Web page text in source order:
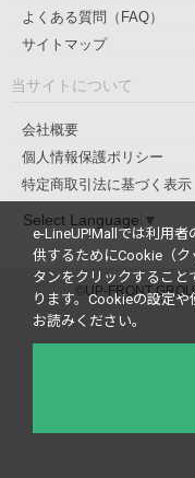
よくある質問（FAQ）
サイトマップ
当サイトについて
会社概要
個人情報保護ポリシー
特定商取引法に基づく表示
Select Language ▼
©UP-FRONT
e-LineUP!Mallでは利用
供するためにCookie（ク
タンをクリックすること
ります。Cookieの設定や
お読みください。